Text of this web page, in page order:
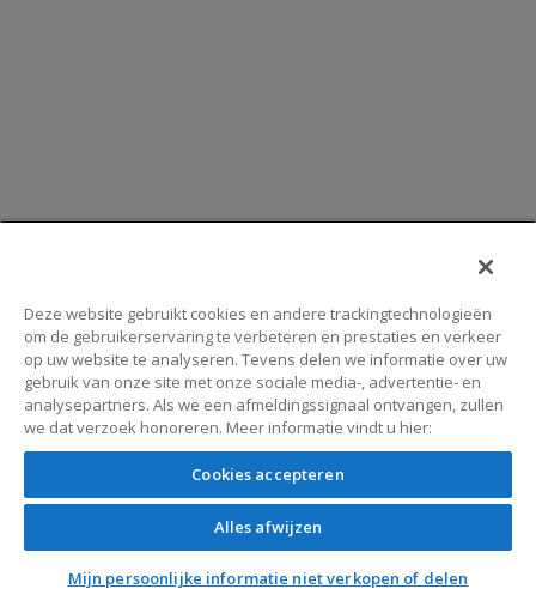
Deze website gebruikt cookies en andere trackingtechnologieën
om de gebruikerservaring te verbeteren en prestaties en verkeer
op uw website te analyseren. Tevens delen we informatie over uw
gebruik van onze site met onze sociale media-, advertentie- en
analysepartners. Als we een afmeldingssignaal ontvangen, zullen
we dat verzoek honoreren. Meer informatie vindt u hier:
Cookies accepteren
Alles afwijzen
Mijn persoonlijke informatie niet verkopen of delen